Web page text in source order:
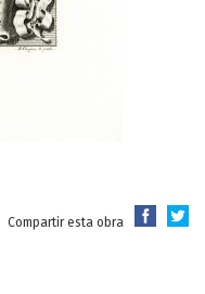
Compartir esta obra